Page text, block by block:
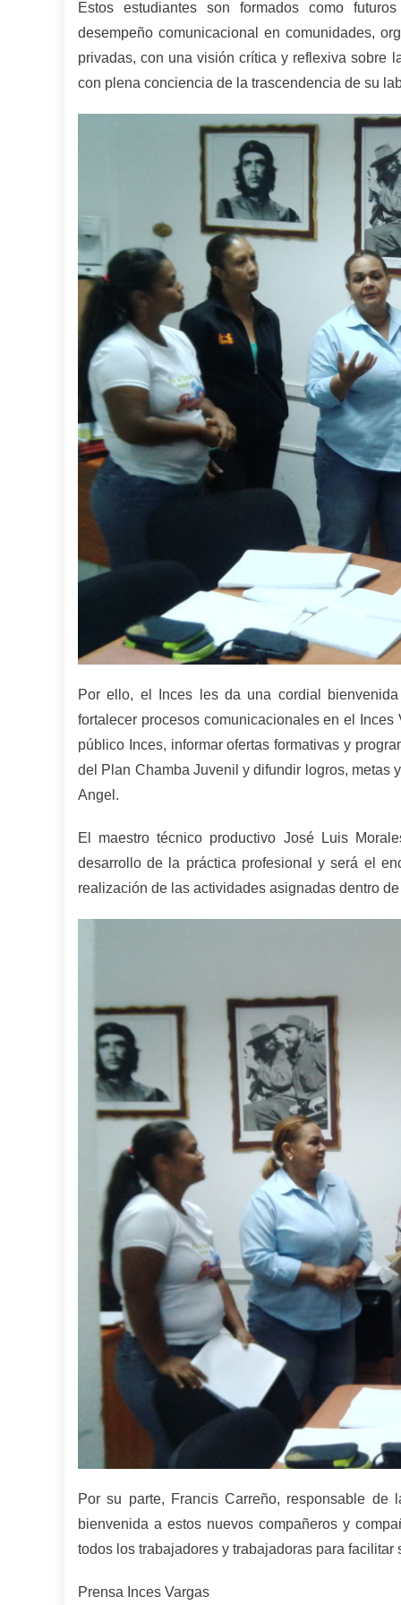
Estos estudiantes son formados como
desempeño comunicacional en comunidades,
privadas, con una visión crítica y reflexiva sobre
con plena conciencia de la trascendencia de su
Por ello, el Inces les da una cordial
fortalecer procesos comunicacionales en el
público Inces, informar ofertas formativas y
del Plan Chamba Juvenil y difundir logros, metas
Angel.
El maestro técnico productivo José Luis
desarrollo de la práctica profesional y será el
realización de las actividades asignadas dentro
Por su parte, Francis Carreño, responsable
bienvenida a estos nuevos compañeros y
todos los trabajadores y trabajadoras para
Prensa Inces Vargas